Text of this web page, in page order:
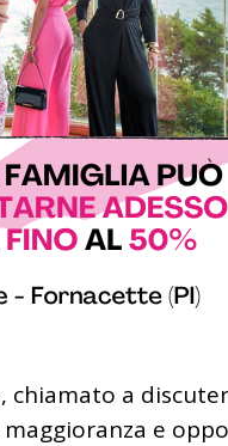
chiamato a
e